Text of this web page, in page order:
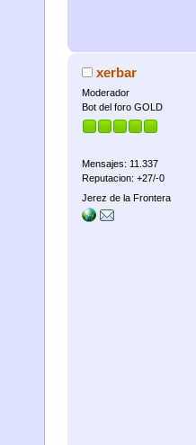
xerbar
Moderador
Bot del foro GOLD
Mensajes: 11.337
Reputacion: +27/-0
Jerez de la Frontera